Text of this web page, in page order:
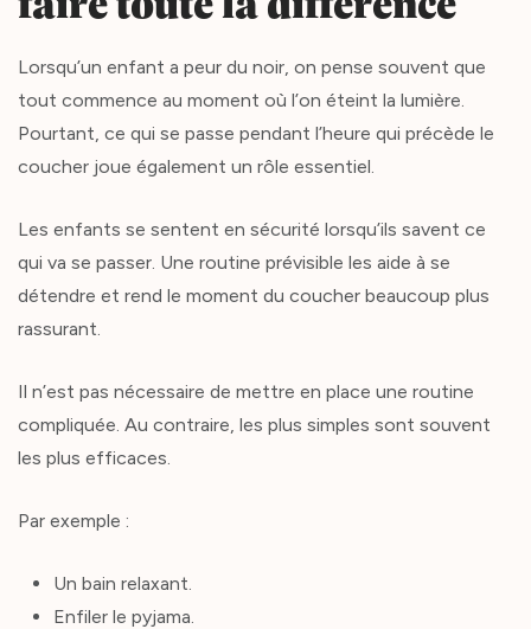
Lorsqu’un enfant a peur du noir, on pense souvent que
tout commence au moment où l’on éteint la lumière.
Pourtant, ce qui se passe pendant l’heure qui précède le
coucher joue également un rôle essentiel.
Les enfants se sentent en sécurité lorsqu’ils savent ce
qui va se passer. Une routine prévisible les aide à se
détendre et rend le moment du coucher beaucoup plus
rassurant.
Il n’est pas nécessaire de mettre en place une routine
compliquée. Au contraire, les plus simples sont souvent
les plus efficaces.
Par exemple :
Un bain relaxant.
Enfiler le pyjama.